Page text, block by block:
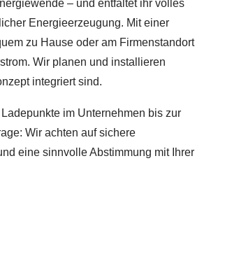
– und entfaltet ihr volles
Energieerzeugung. Mit einer
zu Hause oder am Firmenstandort
Wir planen und installieren
integriert sind.
im Unternehmen bis zur
Wir achten auf sichere
eine sinnvolle Abstimmung mit Ihrer